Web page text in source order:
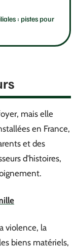
: pistes pour
mais elle
en France,
et des
d’histoires,
violence, la
biens matériels,